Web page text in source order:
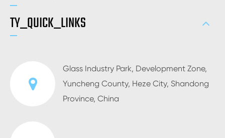
TY_QUICK_LINKS
Glass Industry Park, Development Zone,
Yuncheng County, Heze City, Shandong
Province, China